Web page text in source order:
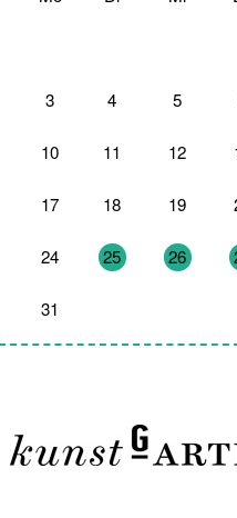
3 4 5
10 11 12
17 18 19
24 25 26
31